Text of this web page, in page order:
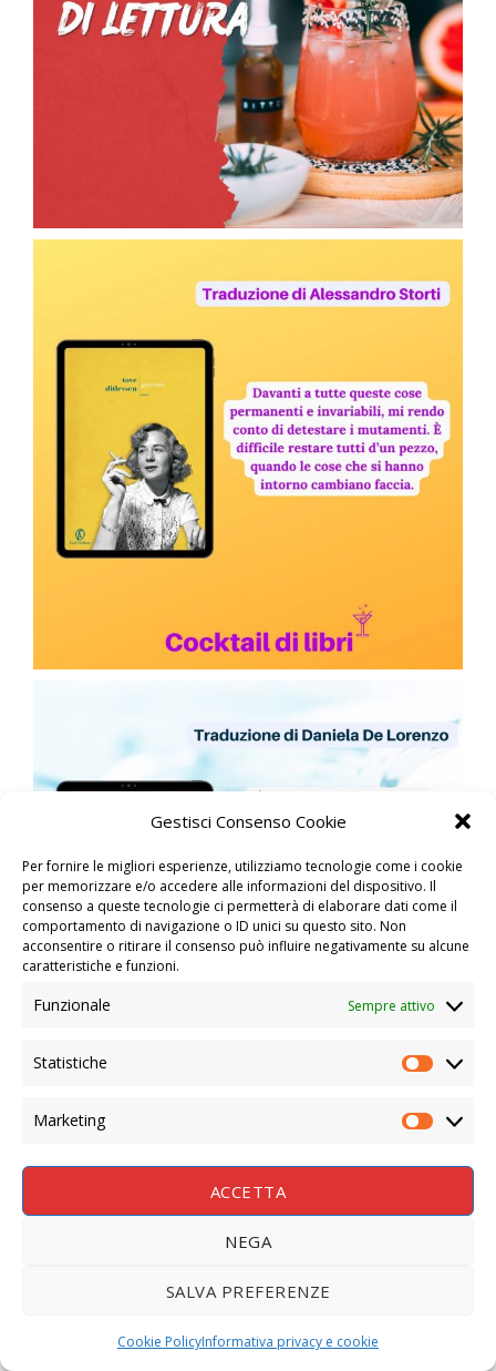
Gestisci Consenso Cookie
Per fornire le migliori esperienze, utilizziamo tecnologie come i cookie
per memorizzare e/o accedere alle informazioni del dispositivo. Il
consenso a queste tecnologie ci permetterà di elaborare dati come il
comportamento di navigazione o ID unici su questo sito. Non
acconsentire o ritirare il consenso può influire negativamente su alcune
caratteristiche e funzioni.
Funzionale Sempre attivo
Statistiche
Marketing
ACCETTA
NEGA
SALVA PREFERENZE
Cookie PolicyInformativa privacy e cookie